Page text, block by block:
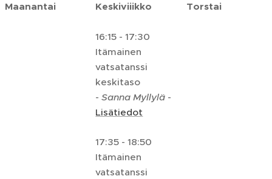
Maanantai Keskiviiikko
16:15 - 17:30
Itämainen
vatsatanssi
keskitaso
- Sanna Myllylä -
Lisätiedot
17:35 - 18:50
Itämainen
vatsatanssi
Torstai